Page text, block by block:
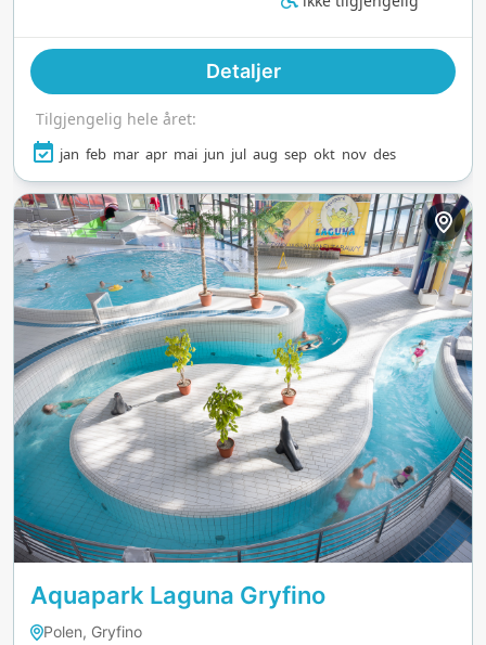
et vannparadis ved sjøen hele året.
Detaljer
Tilgjengelig hele året:
jan feb mar apr mai jun jul aug sep okt nov des
Aquapark Laguna Gryfino
Polen, Gryfino